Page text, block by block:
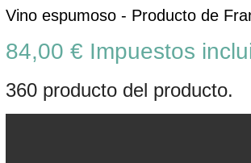
Vino espumoso - Producto de
84,00 € Impuestos
360 producto del producto.